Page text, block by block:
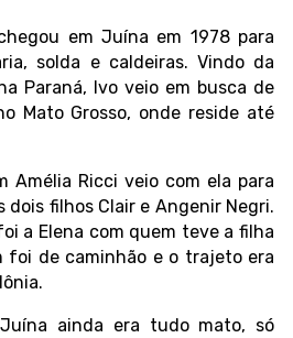
em Juína em 1978 para
solda e caldeiras. Vindo da
Paraná, Ivo veio em busca de
Mato Grosso, onde reside até
Amélia Ricci veio com ela para
filhos Clair e Angenir Negri.
a Elena com quem teve a filha
foi de caminhão e o trajeto era
ainda era tudo mato, só